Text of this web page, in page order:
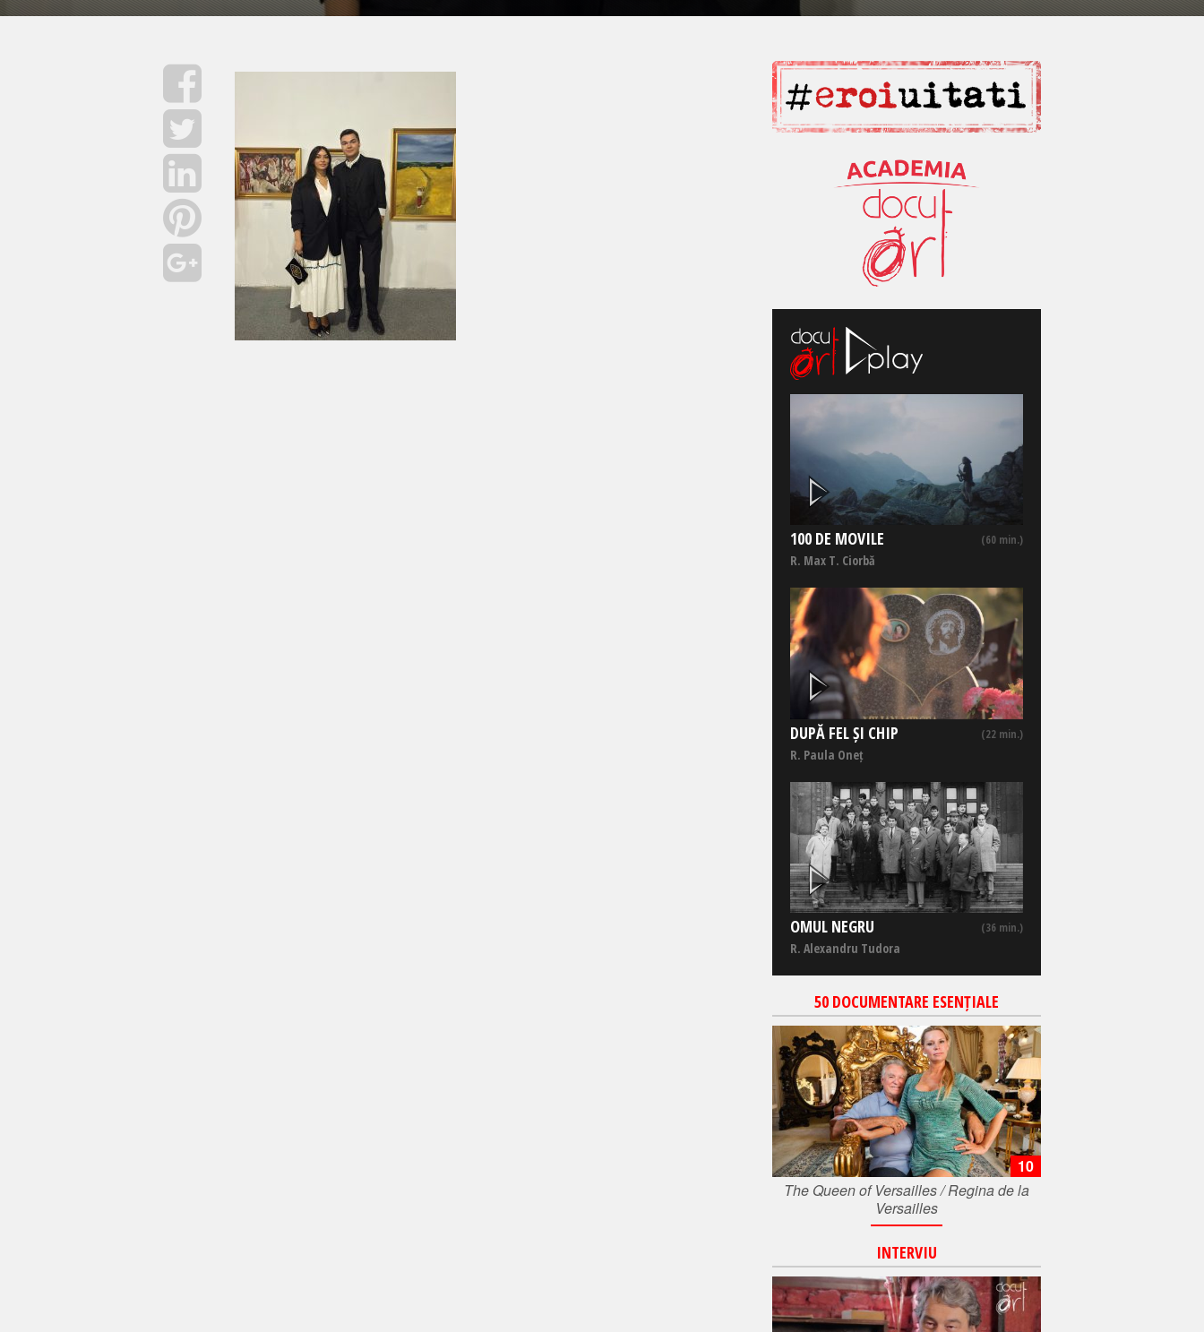
100 DE MOVILE (60 min.)
R. Max T. Ciorbă
DUPĂ FEL ȘI CHIP (22 min.)
R. Paula Oneț
OMUL NEGRU (36 min.)
R. Alexandru Tudora
50 DOCUMENTARE ESENȚIALE
The Queen of Versailles / Regina de la
Versailles
10
INTERVIU